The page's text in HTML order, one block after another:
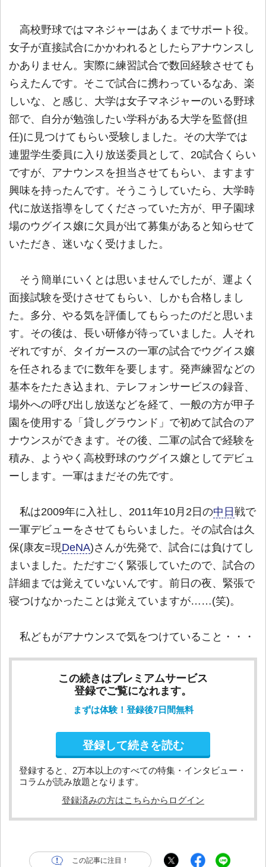
高校野球ではマネジャーはあくまでサポート役。
女子が直接試合にかかわれるとしたらアナウンスし
かありません。実際に練習試合で数回経験させても
らえたんです。そこで試合に携わっているなあ、楽
しいな、と感じ、大学は女子マネジャーのいる野球
部で、自分が勉強したい学科がある大学を監督(担
任)に見つけてもらい受験しました。その大学では
連盟学生委員に入り放送委員として、20試合くらい
ですが、アナウンスを担当させてもらい、ますます
興味を持ったんです。そうこうしていたら、大学時
代に放送指導をしてくださっていた方が、甲子園球
場のウグイス嬢に欠員が出て募集があると知らせて
いただき、迷いなく受けました。
そう簡単にいくとは思いませんでしたが、運よく
面接試験を受けさせてもらい、しかも合格しまし
た。多分、やる気を評価してもらったのだと思いま
す。その後は、長い研修が待っていました。人それ
ぞれですが、タイガースの一軍の試合でウグイス嬢
を任されるまでに数年を要します。発声練習などの
基本をたたき込まれ、テレフォンサービスの録音、
場外への呼び出し放送などを経て、一般の方が甲子
園を使用する「貸しグラウンド」で初めて試合のア
ナウンスができます。その後、二軍の試合で経験を
積み、ようやく高校野球のウグイス嬢としてデビュ
ーします。一軍はまだその先です。
私は2009年に入社し、2011年10月2日の中日戦で
一軍デビューをさせてもらいました。その試合は久
保(康友=現DeNA)さんが先発で、試合には負けてし
まいました。ただすごく緊張していたので、試合の
詳細までは覚えていないんです。前日の夜、緊張で
寝つけなかったことは覚えていますが……(笑)。
私どもがアナウンスで気をつけていること・・・
この続きはプレミアムサービス
登録でご覧になれます。
まずは体験！登録後7日間無料
登録して続きを読む
登録すると、2万本以上のすべての特集・インタビュー・
コラムが読み放題となります。
登録済みの方はこちらからログイン
この記事に注目！